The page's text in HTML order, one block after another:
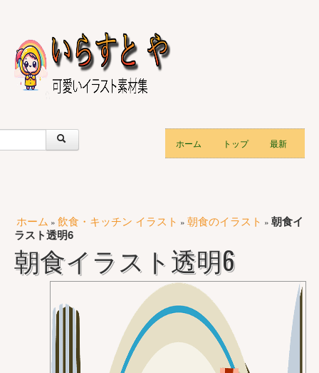
ホーム トップ 最新
ホーム » 飲食・キッチン イラスト » 朝食のイラスト » 朝食イ
ラスト透明6
朝食イラスト透明6